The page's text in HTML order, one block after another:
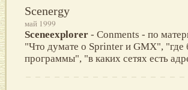
Scenergy
май 1999
Sceneexplorer - Conments - по
"Что думате о Sprinter и GMX", "где
программы", "в каких сетях есть